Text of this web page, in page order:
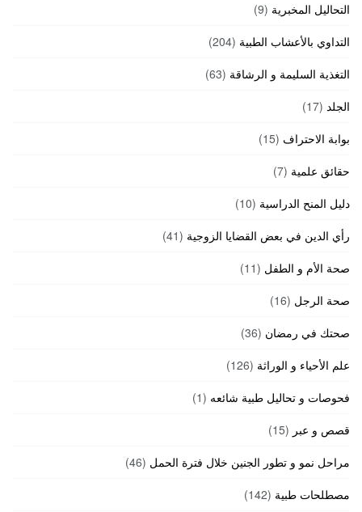
التحاليل المخبرية (9)
التداوي بالأعشاب الطبية (204)
التغذية السليمة و الرشاقة (63)
الجلد (17)
بوابة الاحتراف (15)
حقائق علمية (7)
دليل المنح الدراسية (10)
رأي الدين في بعض القضايا الزوجية (41)
صحة الأم و الطفل (11)
صحة الرجل (16)
صحتك في رمضان (36)
علم الأحياء و الوراثة (126)
فحوصات و تحاليل طبية شائعه (1)
قصص و عبر (15)
مراحل نمو و تطور الجنين خلال فترة الحمل (46)
مصطلحات طبية (142)